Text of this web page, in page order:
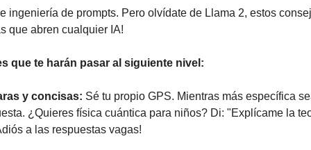
ingeniería de prompts. Pero olvídate de Llama 2, estos
que abren cualquier IA!
que te harán pasar al siguiente nivel:
y concisas: Sé tu propio GPS. Mientras más específica
¿Quieres física cuántica para niños? Di: "Explícame la
a las respuestas vagas!